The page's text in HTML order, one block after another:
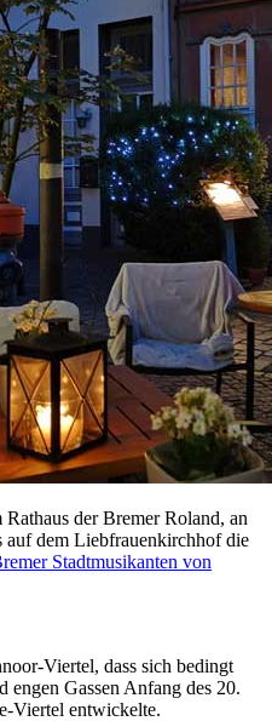
der Bremer Roland, an
auf dem Liebfrauenkirchhof die
Stadtmusikanten von
Viertel, dass sich bedingt
engen Gassen Anfang des 20.
Viertel entwickelte.